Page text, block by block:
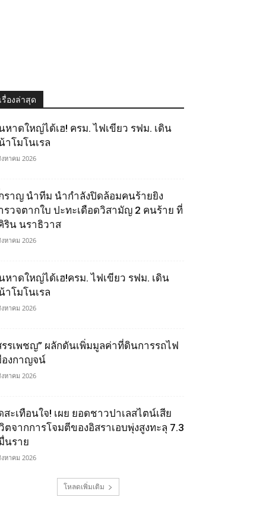
เรื่องล่าสุด
หาดใหญ่ได้เฮ! ครม. ไฟเขียว รฟม. เดิน
าโมโนเรล
หาคม 2026
ราญ นำทีม นำกำลังปิดล้อมคนร้ายยิง
รวจตากใบ ปะทะเดือดวิสามัญ 2 คนร้าย ที่
ริน นราธิวาส
หาคม 2026
หาดใหญ่ได้เฮ!ครม. ไฟเขียว รฟม. เดิน
าโมโนเรล
หาคม 2026
รรเพชญ” ผลักดันเพิ่มมูลค่าที่ดินการรถไฟ
องกาญจน์
หาคม 2026
สะเทือนใจ! เผย ยอดชาวปาเลสไตน์เสีย
ตจากการโจมตีของอิสราเอบพุ่งสูงทะลุ 7.3
นราย
หาคม 2026
โหลดเพิ่มเติม